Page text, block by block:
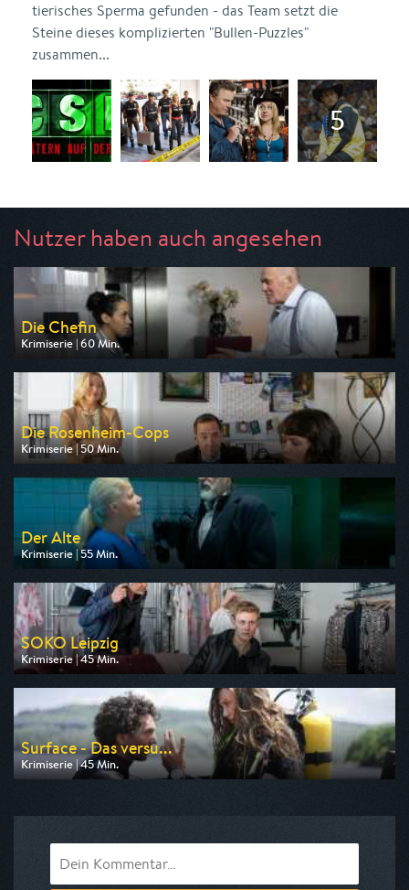
tierisches Sperma gefunden - das Team setzt die
Steine dieses komplizierten "Bullen-Puzzles"
zusammen...
Nutzer haben auch angesehen
Die Chefin
Krimiserie | 60 Min.
Ausgestrahlt von ZDF
am 07.08.2026, 20:15
Die Rosenheim-Cops
Krimiserie | 50 Min.
Ausgestrahlt von ZDF
am 07.08.2026, 16:10
Der Alte
Krimiserie | 55 Min.
Ausgestrahlt von ZDF
am 09.08.2026, 18:00
SOKO Leipzig
Krimiserie | 45 Min.
Ausgestrahlt von ZDF
am 07.08.2026, 21:15
Surface - Das versu...
Krimiserie | 45 Min.
Ausgestrahlt von ARD